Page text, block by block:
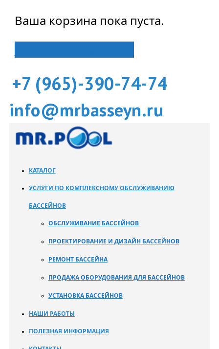
Ваша корзина пока пуста.
+7 (965)-390-74-74
info@mrbasseyn.ru
КАТАЛОГ
УСЛУГИ ПО КОМПЛЕКСНОМУ ОБСЛУЖИВАНИЮ
БАССЕЙНОВ
ОБСЛУЖИВАНИЕ БАССЕЙНОВ
ПРОЕКТИРОВАНИЕ И ДИЗАЙН БАССЕЙНОВ
РЕМОНТ БАССЕЙНА
ПРОДАЖА ОБОРУДОВАНИЯ ДЛЯ БАССЕЙНОВ
УСТАНОВКА БАССЕЙНОВ
НАШИ РАБОТЫ
ПОЛЕЗНАЯ ИНФОРМАЦИЯ